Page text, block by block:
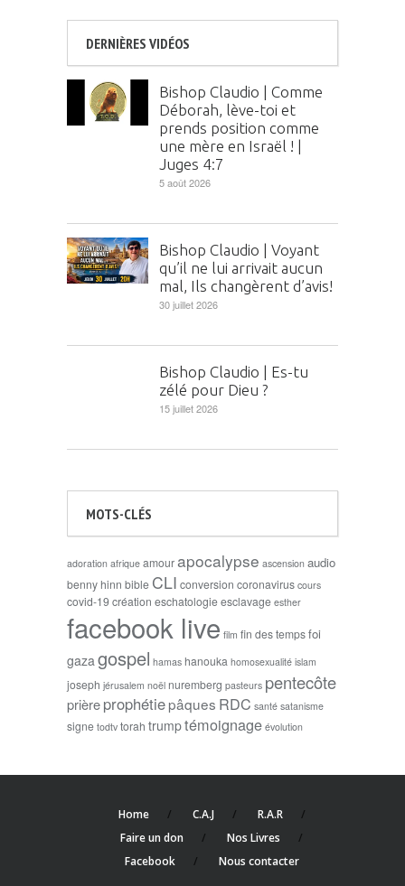
DERNIÈRES VIDÉOS
Bishop Claudio | Comme
Déborah, lève-toi et
prends position comme
une mère en Israël ! |
Juges 4:7
5 août 2026
Bishop Claudio | Voyant
qu’il ne lui arrivait aucun
mal, Ils changèrent d’avis!
30 juillet 2026
Bishop Claudio | Es-tu
zélé pour Dieu ?
15 juillet 2026
MOTS-CLÉS
adoration afrique amourapocalypse ascension audio
benny hinn bible CLI conversion coronavirus cours
covid-19création eschatologieesclavage esther
facebook live film fin des tempsfoi
gaza gospel hamas hanouka homosexualité islam
joseph jérusalem noël nuremberg pasteurs pentecôte
prièreprophétiepâques RDC santé satanisme
signe todtv torah trumptémoignage évolution
Home C.A.J
R.A.R
Faire un don
Nos Livres
Facebook
Nous contacter